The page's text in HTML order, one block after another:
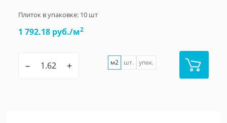
Плиток в упаковке: 10 шт
1 792.18 руб./м2
– + м2 шт. упак.